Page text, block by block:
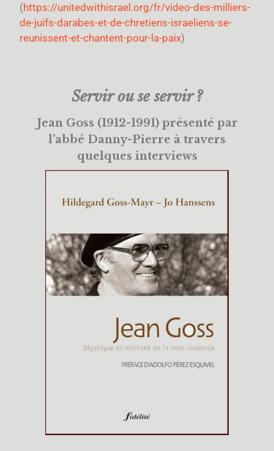
(https://unitedwithisrael.org/fr/video-des-milliers-
de-juifs-darabes-et-de-chretiens-israeliens-se-
reunissent-et-chantent-pour-la-paix)
Servir ou se servir ?
Jean Goss (1912-1991) présenté par
l’abbé Danny-Pierre à travers
quelques interviews